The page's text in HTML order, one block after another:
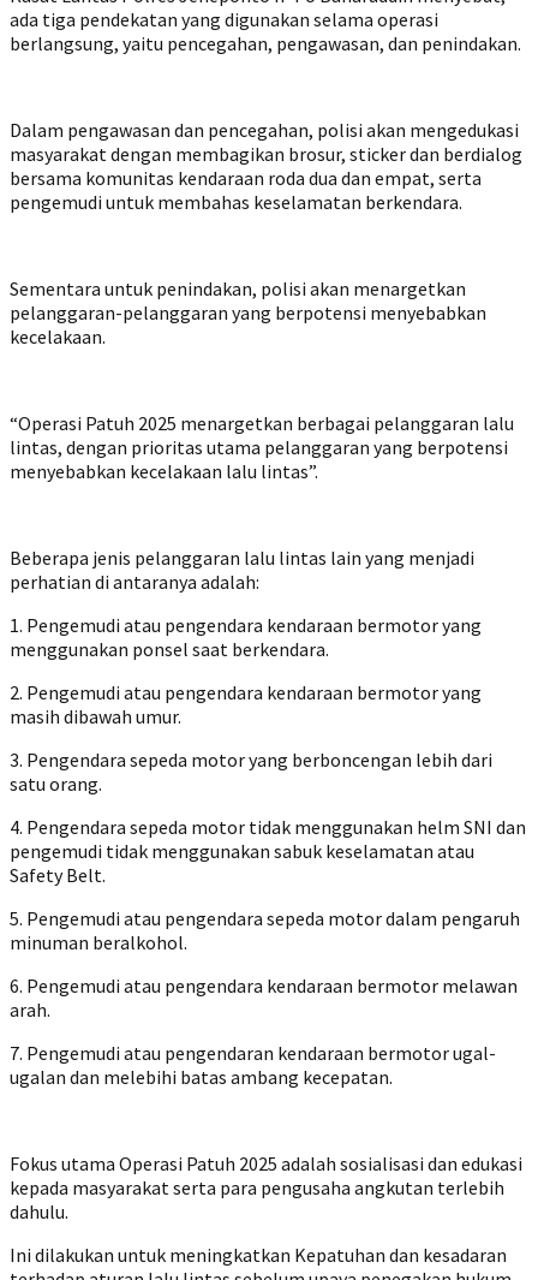
ada tiga pendekatan yang digunakan selama operasi
berlangsung, yaitu pencegahan, pengawasan, dan penindakan.
Dalam pengawasan dan pencegahan, polisi akan mengedukasi
masyarakat dengan membagikan brosur, sticker dan berdialog
bersama komunitas kendaraan roda dua dan empat, serta
pengemudi untuk membahas keselamatan berkendara.
Sementara untuk penindakan, polisi akan menargetkan
pelanggaran-pelanggaran yang berpotensi menyebabkan
kecelakaan.
“Operasi Patuh 2025 menargetkan berbagai pelanggaran lalu
lintas, dengan prioritas utama pelanggaran yang berpotensi
menyebabkan kecelakaan lalu lintas”.
Beberapa jenis pelanggaran lalu lintas lain yang menjadi
perhatian di antaranya adalah:
1. Pengemudi atau pengendara kendaraan bermotor yang
menggunakan ponsel saat berkendara.
2. Pengemudi atau pengendara kendaraan bermotor yang
masih dibawah umur.
3. Pengendara sepeda motor yang berboncengan lebih dari
satu orang.
4. Pengendara sepeda motor tidak menggunakan helm SNI dan
pengemudi tidak menggunakan sabuk keselamatan atau
Safety Belt.
5. Pengemudi atau pengendara sepeda motor dalam pengaruh
minuman beralkohol.
6. Pengemudi atau pengendara kendaraan bermotor melawan
arah.
7. Pengemudi atau pengendaran kendaraan bermotor ugal-
ugalan dan melebihi batas ambang kecepatan.
Fokus utama Operasi Patuh 2025 adalah sosialisasi dan edukasi
kepada masyarakat serta para pengusaha angkutan terlebih
dahulu.
Ini dilakukan untuk meningkatkan Kepatuhan dan kesadaran